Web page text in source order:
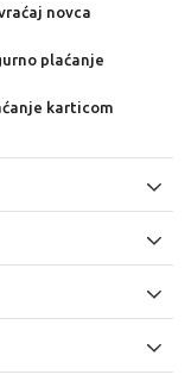
novca
plaćanje
karticom